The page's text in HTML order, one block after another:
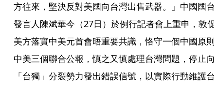
方往來，堅決反對美國向台灣出售武器。」中國國台
發言人陳斌華今（27日）於例行記者會上重申，敦促
美方落實中美元首會晤重要共識，恪守一個中國原則
中美三個聯合公報，慎之又慎處理台灣問題，停止向
「台獨」分裂勢力發出錯誤信號，以實際行動維護台